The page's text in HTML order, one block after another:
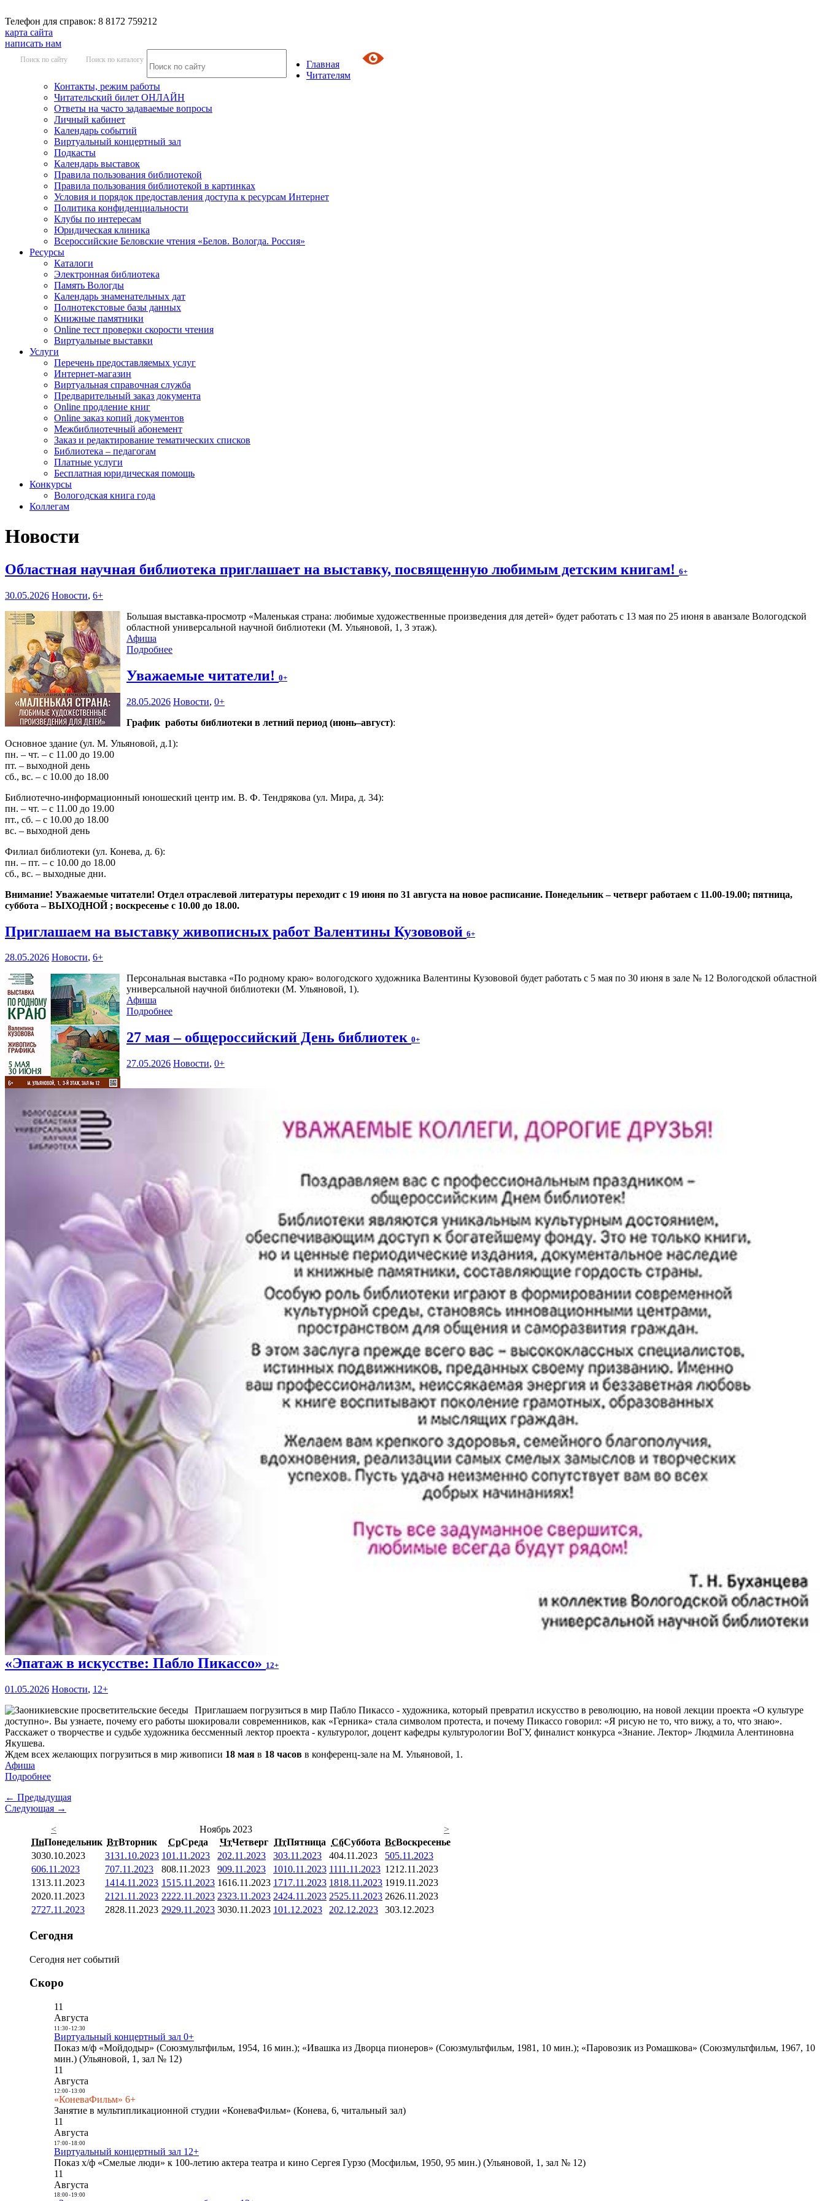
Телефон для справок: 8 8172 759212
карта сайта
написать нам
Поиск по сайту Поиск по каталогу
Главная
Читателям
Контакты, режим работы
Читательский билет ОНЛАЙН
Ответы на часто задаваемые вопросы
Личный кабинет
Календарь событий
Виртуальный концертный зал
Подкасты
Календарь выставок
Правила пользования библиотекой
Правила пользования библиотекой в картинках
Условия и порядок предоставления доступа к ресурсам Интернет
Политика конфиденциальности
Клубы по интересам
Юридическая клиника
Всероссийские Беловские чтения «Белов. Вологда. Россия»
Ресурсы
Каталоги
Электронная библиотека
Память Вологды
Календарь знаменательных дат
Полнотекстовые базы данных
Книжные памятники
Online тест проверки скорости чтения
Виртуальные выставки
Услуги
Перечень предоставляемых услуг
Интернет-магазин
Виртуальная справочная служба
Предварительный заказ документа
Online продление книг
Online заказ копий документов
Межбиблиотечный абонемент
Заказ и редактирование тематических списков
Библиотека – педагогам
Платные услуги
Бесплатная юридическая помощь
Конкурсы
Вологодская книга года
Коллегам
Новости
Областная научная библиотека приглашает на выставку, посвященную любимым детским книгам! 6+
30.05.2026 Новости, 6+
Большая выставка-просмотр «Маленькая страна: любимые художественные произведения для детей» будет работать с 13 мая по 25 июня в аванзале Вологодской
областной универсальной научной библиотеки (М. Ульяновой, 1, 3 этаж).
Афиша
Подробнее
Уважаемые читатели! 0+
28.05.2026 Новости, 0+
График работы библиотеки в летний период (июнь–август):
Основное здание (ул. М. Ульяновой, д.1):
пн. – чт. – с 11.00 до 19.00
пт. – выходной день
сб., вс. – с 10.00 до 18.00
Библиотечно-информационный юношеский центр им. В. Ф. Тендрякова (ул. Мира, д. 34):
пн. – чт. – с 11.00 до 19.00
пт., сб. – с 10.00 до 18.00
вс. – выходной день
Филиал библиотеки (ул. Конева, д. 6):
пн. – пт. – с 10.00 до 18.00
сб., вс. – выходные дни.
Внимание! Уважаемые читатели! Отдел отраслевой литературы переходит с 19 июня по 31 августа на новое расписание. Понедельник – четверг работаем с 11.00-19.00; пятница,
суббота – ВЫХОДНОЙ ; воскресенье с 10.00 до 18.00.
Приглашаем на выставку живописных работ Валентины Кузововой 6+
28.05.2026 Новости, 6+
Персональная выставка «По родному краю» вологодского художника Валентины Кузововой будет работать с 5 мая по 30 июня в зале № 12 Вологодской областной
универсальной научной библиотеки (М. Ульяновой, 1).
Афиша
Подробнее
27 мая – общероссийский День библиотек 0+
27.05.2026 Новости, 0+
«Эпатаж в искусстве: Пабло Пикассо» 12+
01.05.2026 Новости, 12+
Приглашаем погрузиться в мир Пабло Пикассо - художника, который превратил искусство в революцию, на новой лекции проекта «О культуре
доступно». Вы узнаете, почему его работы шокировали современников, как «Герника» стала символом протеста, и почему Пикассо говорил: «Я рисую не то, что вижу, а то, что знаю».
Расскажет о творчестве и судьбе художника бессменный лектор проекта - культуролог, доцент кафедры культурологии ВоГУ, финалист конкурса «Знание. Лектор» Людмила Алентиновна
Якушева.
Ждем всех желающих погрузиться в мир живописи 18 мая в 18 часов в конференц-зале на М. Ульяновой, 1.
Афиша
Подробнее
← Предыдущая
Следующая →
<
Ноябрь 2023
>
ПнПонедельник ВтВторник СрСреда ЧтЧетверг ПтПятница СбСуббота ВсВоскресенье
3030.10.2023 3131.10.2023 101.11.2023 202.11.2023 303.11.2023 404.11.2023 505.11.2023
606.11.2023 707.11.2023 808.11.2023 909.11.2023 1010.11.2023 1111.11.2023 1212.11.2023
1313.11.2023 1414.11.2023 1515.11.2023 1616.11.2023 1717.11.2023 1818.11.2023 1919.11.2023
2020.11.2023 21 21.11.2023 2222.11.2023 2323.11.2023 2424.11.2023 2525.11.2023 2626.11.2023
2727.11.2023 2828.11.2023 2929.11.2023 3030.11.2023 101.12.2023 202.12.2023 303.12.2023
Сегодня
Сегодня нет событий
Скоро
11
Августа
11:30- 12:30
Виртуальный концертный зал 0+
Показ м/ф «Мойдодыр» (Союзмультфильм, 1954, 16 мин.); «Ивашка из Дворца пионеров» (Союзмультфильм, 1981, 10 мин.); «Паровозик из Ромашкова» (Союзмультфильм, 1967, 10
мин.) (Ульяновой, 1, зал № 12)
11
Августа
12:00- 13:00
«КоневаФильм» 6+
Занятие в мультипликационной студии «КоневаФильм» (Конева, 6, читальный зал)
11
Августа
17:00- 18:00
Виртуальный концертный зал 12+
Показ х/ф «Смелые люди» к 100-летию актера театра и кино Сергея Гурзо (Мосфильм, 1950, 95 мин.) (Ульяновой, 1, зал № 12)
11
Августа
18:00- 19:00